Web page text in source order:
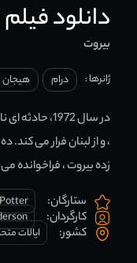
دانلود فیلم Beirut 2018
بیروت
ژانرها : درام هیجان
در سال
، و از لبنان فرار می
زده بیروت ، فراخوانده
ستارگان:
کارگردان:
کشور: ایالات